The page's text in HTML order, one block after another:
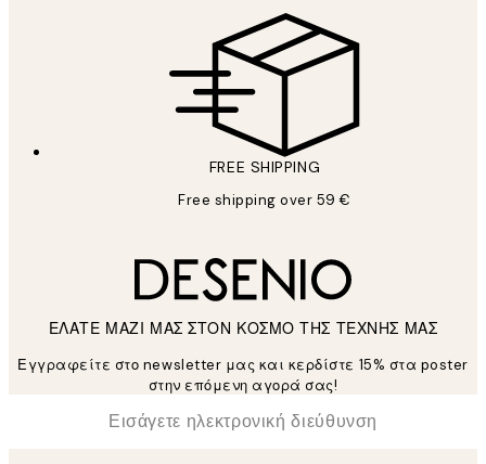
FREE SHIPPING
Free shipping over 59 €
ΕΛΑΤΕ ΜΑΖΙ ΜΑΣ ΣΤΟΝ ΚΟΣΜΟ ΤΗΣ ΤΕΧΝΗΣ ΜΑΣ
Εγγραφείτε στο newsletter μας και κερδίστε 15% στα poster
στην επόμενη αγορά σας!
Ηλεκτρονική Διεύθυνση